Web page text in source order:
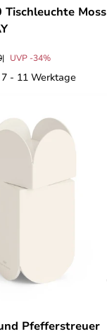
Tischleuchte Moss
UVP -34%
- 11 Werktage
Pfefferstreuer